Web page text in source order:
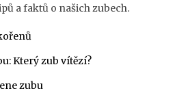
a faktů o našich zubech.
Který zub vítězí?
zubu